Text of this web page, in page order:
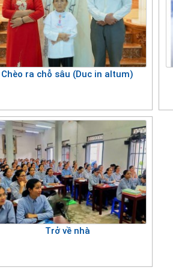
Chèo ra chỗ sâu (Duc in altum)
Trở về nhà